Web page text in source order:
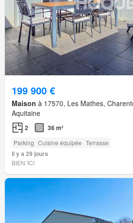
199 900 €
Maison à 17570, Les Mathes,
Aquitaine
2 36 m²
Parking Cuisine équipée Terrasse
Il y a 29 jours
BIEN´ICI